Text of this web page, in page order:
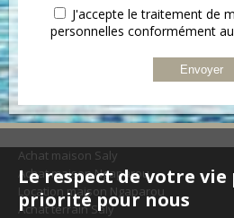
J'accepte le traitement de
personnelles conformément au
Achat maison Saly
Achat maison Ngaparou
Location maison Ngaparou
Achat terrain Saly
Le respect de votre vie
priorité pour nous